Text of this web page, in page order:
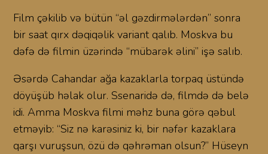
Film çəkilib və bütün “əl gəzdirmələrdən” sonra
bir saat qırx dəqiqəlik variant qalıb. Moskva bu
dəfə də filmin üzərində “mübarək əlini” işə salıb.
Əsərdə Cahandar ağa kazaklarla torpaq üstündə
döyüşüb həlak olur. Ssenaridə də, filmdə də belə
idi. Amma Moskva filmi məhz buna görə qəbul
etməyib: “Siz nə karəsiniz ki, bir nəfər kazaklara
qarşı vuruşsun, özü də qəhrəman olsun?” Hüseyn